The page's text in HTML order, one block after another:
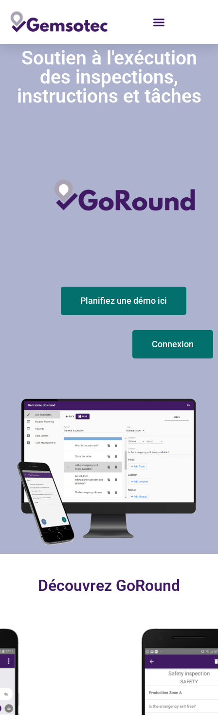
principal
Soutien à l'exécution
des inspections,
instructions et tâches
Planifiez une démo ici
Connexion
Découvrez GoRound